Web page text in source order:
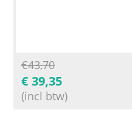
€43,70
€ 39,35
(incl btw)